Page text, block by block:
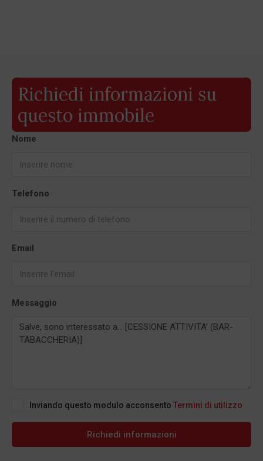
Richiedi informazioni su
questo immobile
Nome
Telefono
Email
Messaggio
Inviando questo modulo acconsento Termini di utilizzo
Richiedi informazioni